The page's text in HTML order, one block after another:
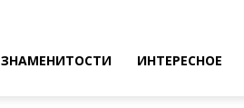
ЗНАМЕНИТОСТИ ИНТЕРЕСНОЕ